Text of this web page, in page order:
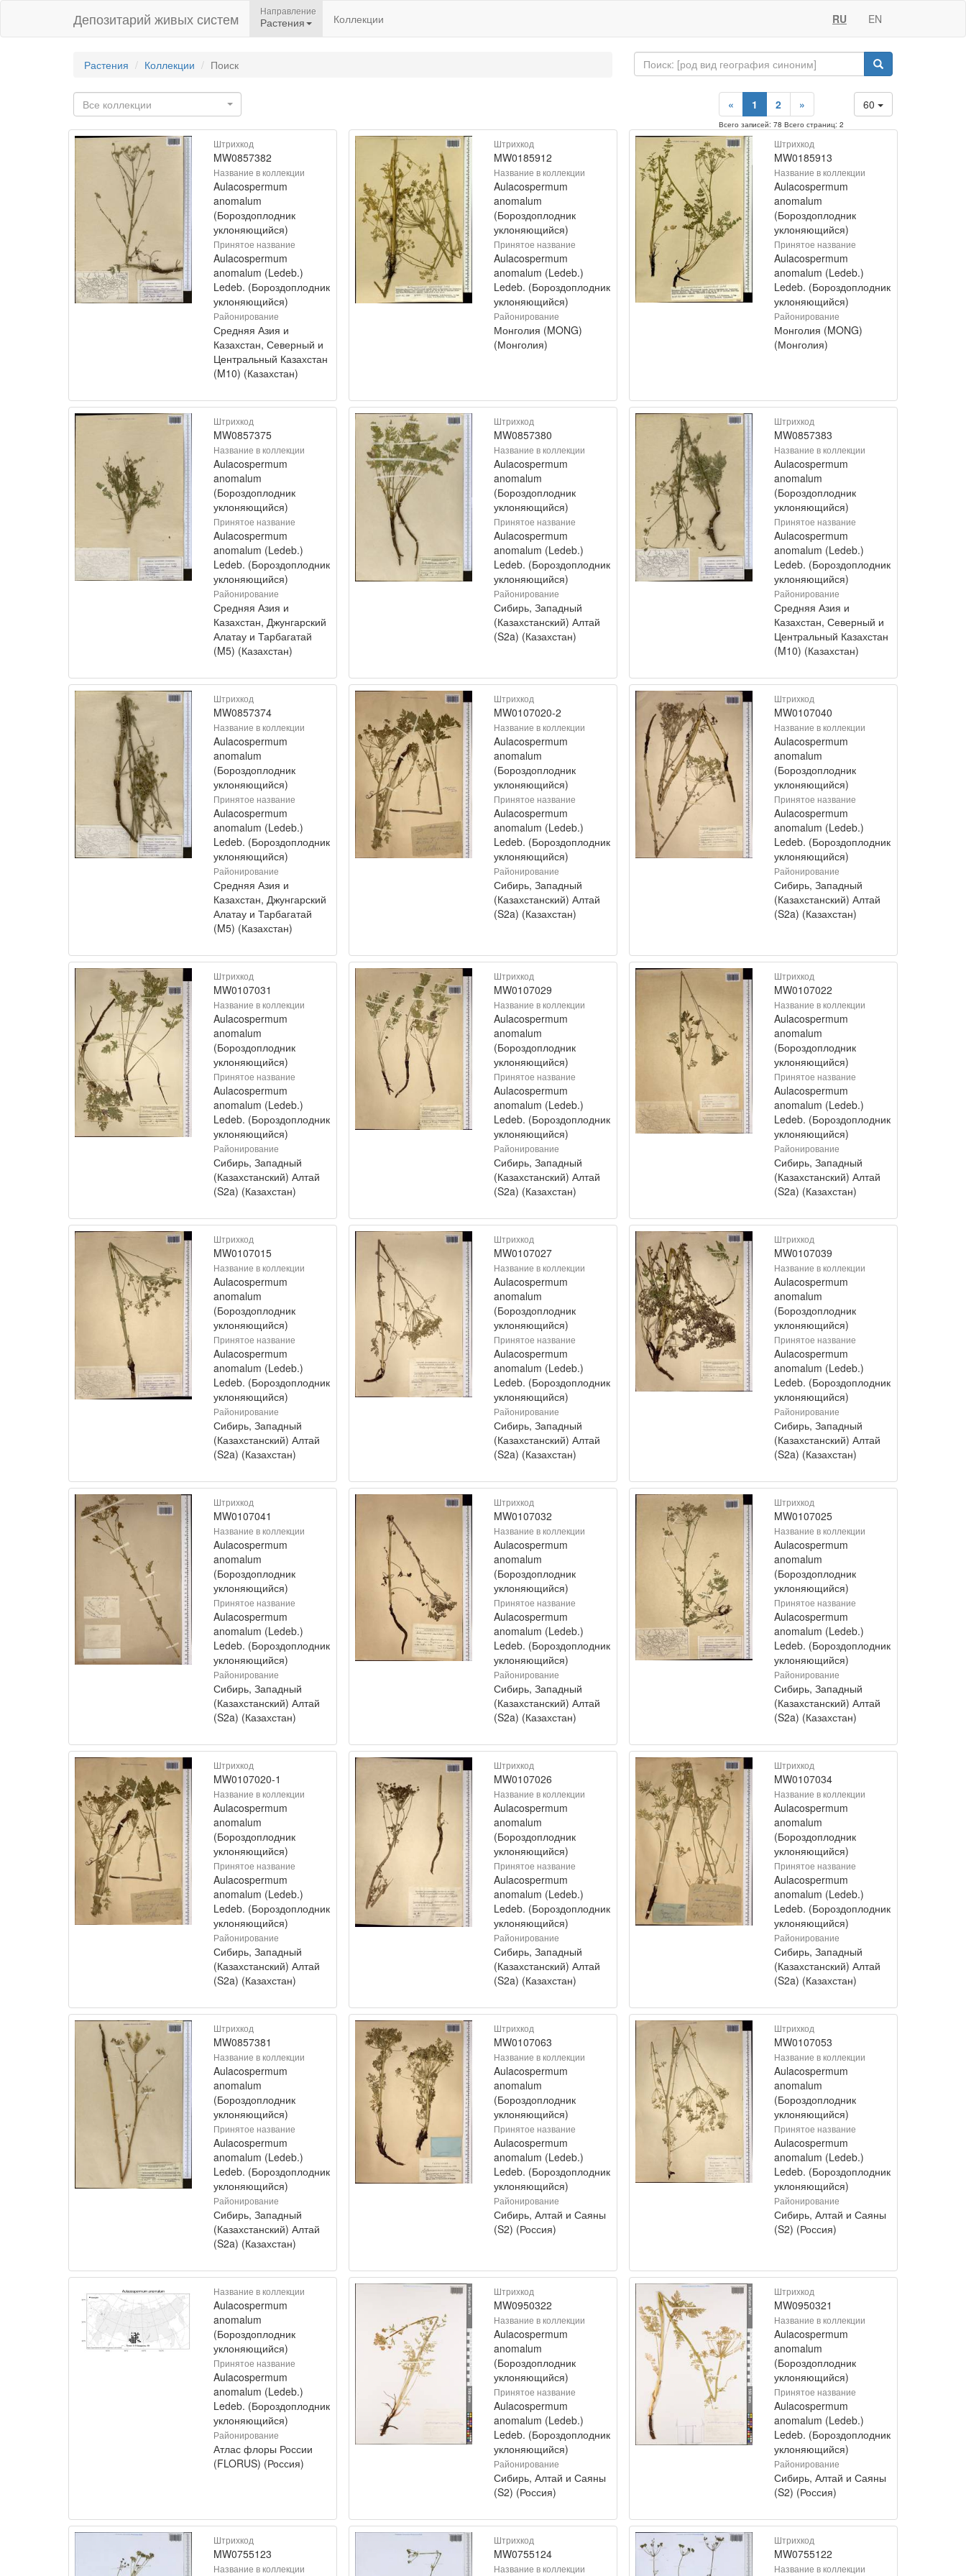
Депозитарий живых систем Направление
Растения Коллекции RU EN
Растения Коллекции Поиск
Все коллекции 60
« 1 2 »
Всего записей: 78 Всего страниц: 2
Штрихкод
MW0857382
Название в коллекции
Aulacospermum
anomalum
(Бороздоплодник
уклоняющийся)
Принятое название
Aulacospermum
anomalum (Ledeb.)
Ledeb. (Бороздоплодник
уклоняющийся)
Районирование
Средняя Азия и
Казахстан, Северный и
Центральный Казахстан
(M10) (Казахстан)
Штрихкод
MW0185912
Название в коллекции
Aulacospermum
anomalum
(Бороздоплодник
уклоняющийся)
Принятое название
Aulacospermum
anomalum (Ledeb.)
Ledeb. (Бороздоплодник
уклоняющийся)
Районирование
Монголия (MONG)
(Монголия)
Штрихкод
MW0185913
Название в коллекции
Aulacospermum
anomalum
(Бороздоплодник
уклоняющийся)
Принятое название
Aulacospermum
anomalum (Ledeb.)
Ledeb. (Бороздоплодник
уклоняющийся)
Районирование
Монголия (MONG)
(Монголия)
Штрихкод
MW0857375
Название в коллекции
Aulacospermum
anomalum
(Бороздоплодник
уклоняющийся)
Принятое название
Aulacospermum
anomalum (Ledeb.)
Ledeb. (Бороздоплодник
уклоняющийся)
Районирование
Средняя Азия и
Казахстан, Джунгарский
Алатау и Тарбагатай
(M5) (Казахстан)
Штрихкод
MW0857380
Название в коллекции
Aulacospermum
anomalum
(Бороздоплодник
уклоняющийся)
Принятое название
Aulacospermum
anomalum (Ledeb.)
Ledeb. (Бороздоплодник
уклоняющийся)
Районирование
Сибирь, Западный
(Казахстанский) Алтай
(S2a) (Казахстан)
Штрихкод
MW0857383
Название в коллекции
Aulacospermum
anomalum
(Бороздоплодник
уклоняющийся)
Принятое название
Aulacospermum
anomalum (Ledeb.)
Ledeb. (Бороздоплодник
уклоняющийся)
Районирование
Средняя Азия и
Казахстан, Северный и
Центральный Казахстан
(M10) (Казахстан)
Штрихкод
MW0857374
Название в коллекции
Aulacospermum
anomalum
(Бороздоплодник
уклоняющийся)
Принятое название
Aulacospermum
anomalum (Ledeb.)
Ledeb. (Бороздоплодник
уклоняющийся)
Районирование
Средняя Азия и
Казахстан, Джунгарский
Алатау и Тарбагатай
(M5) (Казахстан)
Штрихкод
MW0107020-2
Название в коллекции
Aulacospermum
anomalum
(Бороздоплодник
уклоняющийся)
Принятое название
Aulacospermum
anomalum (Ledeb.)
Ledeb. (Бороздоплодник
уклоняющийся)
Районирование
Сибирь, Западный
(Казахстанский) Алтай
(S2a) (Казахстан)
Штрихкод
MW0107040
Название в коллекции
Aulacospermum
anomalum
(Бороздоплодник
уклоняющийся)
Принятое название
Aulacospermum
anomalum (Ledeb.)
Ledeb. (Бороздоплодник
уклоняющийся)
Районирование
Сибирь, Западный
(Казахстанский) Алтай
(S2a) (Казахстан)
Штрихкод
MW0107031
Название в коллекции
Aulacospermum
anomalum
(Бороздоплодник
уклоняющийся)
Принятое название
Aulacospermum
anomalum (Ledeb.)
Ledeb. (Бороздоплодник
уклоняющийся)
Районирование
Сибирь, Западный
(Казахстанский) Алтай
(S2a) (Казахстан)
Штрихкод
MW0107029
Название в коллекции
Aulacospermum
anomalum
(Бороздоплодник
уклоняющийся)
Принятое название
Aulacospermum
anomalum (Ledeb.)
Ledeb. (Бороздоплодник
уклоняющийся)
Районирование
Сибирь, Западный
(Казахстанский) Алтай
(S2a) (Казахстан)
Штрихкод
MW0107022
Название в коллекции
Aulacospermum
anomalum
(Бороздоплодник
уклоняющийся)
Принятое название
Aulacospermum
anomalum (Ledeb.)
Ledeb. (Бороздоплодник
уклоняющийся)
Районирование
Сибирь, Западный
(Казахстанский) Алтай
(S2a) (Казахстан)
Штрихкод
MW0107015
Название в коллекции
Aulacospermum
anomalum
(Бороздоплодник
уклоняющийся)
Принятое название
Aulacospermum
anomalum (Ledeb.)
Ledeb. (Бороздоплодник
уклоняющийся)
Районирование
Сибирь, Западный
(Казахстанский) Алтай
(S2a) (Казахстан)
Штрихкод
MW0107027
Название в коллекции
Aulacospermum
anomalum
(Бороздоплодник
уклоняющийся)
Принятое название
Aulacospermum
anomalum (Ledeb.)
Ledeb. (Бороздоплодник
уклоняющийся)
Районирование
Сибирь, Западный
(Казахстанский) Алтай
(S2a) (Казахстан)
Штрихкод
MW0107039
Название в коллекции
Aulacospermum
anomalum
(Бороздоплодник
уклоняющийся)
Принятое название
Aulacospermum
anomalum (Ledeb.)
Ledeb. (Бороздоплодник
уклоняющийся)
Районирование
Сибирь, Западный
(Казахстанский) Алтай
(S2a) (Казахстан)
Штрихкод
MW0107041
Название в коллекции
Aulacospermum
anomalum
(Бороздоплодник
уклоняющийся)
Принятое название
Aulacospermum
anomalum (Ledeb.)
Ledeb. (Бороздоплодник
уклоняющийся)
Районирование
Сибирь, Западный
(Казахстанский) Алтай
(S2a) (Казахстан)
Штрихкод
MW0107032
Название в коллекции
Aulacospermum
anomalum
(Бороздоплодник
уклоняющийся)
Принятое название
Aulacospermum
anomalum (Ledeb.)
Ledeb. (Бороздоплодник
уклоняющийся)
Районирование
Сибирь, Западный
(Казахстанский) Алтай
(S2a) (Казахстан)
Штрихкод
MW0107025
Название в коллекции
Aulacospermum
anomalum
(Бороздоплодник
уклоняющийся)
Принятое название
Aulacospermum
anomalum (Ledeb.)
Ledeb. (Бороздоплодник
уклоняющийся)
Районирование
Сибирь, Западный
(Казахстанский) Алтай
(S2a) (Казахстан)
Штрихкод
MW0107020-1
Название в коллекции
Aulacospermum
anomalum
(Бороздоплодник
уклоняющийся)
Принятое название
Aulacospermum
anomalum (Ledeb.)
Ledeb. (Бороздоплодник
уклоняющийся)
Районирование
Сибирь, Западный
(Казахстанский) Алтай
(S2a) (Казахстан)
Штрихкод
MW0107026
Название в коллекции
Aulacospermum
anomalum
(Бороздоплодник
уклоняющийся)
Принятое название
Aulacospermum
anomalum (Ledeb.)
Ledeb. (Бороздоплодник
уклоняющийся)
Районирование
Сибирь, Западный
(Казахстанский) Алтай
(S2a) (Казахстан)
Штрихкод
MW0107034
Название в коллекции
Aulacospermum
anomalum
(Бороздоплодник
уклоняющийся)
Принятое название
Aulacospermum
anomalum (Ledeb.)
Ledeb. (Бороздоплодник
уклоняющийся)
Районирование
Сибирь, Западный
(Казахстанский) Алтай
(S2a) (Казахстан)
Штрихкод
MW0857381
Название в коллекции
Aulacospermum
anomalum
(Бороздоплодник
уклоняющийся)
Принятое название
Aulacospermum
anomalum (Ledeb.)
Ledeb. (Бороздоплодник
уклоняющийся)
Районирование
Сибирь, Западный
(Казахстанский) Алтай
(S2a) (Казахстан)
Штрихкод
MW0107063
Название в коллекции
Aulacospermum
anomalum
(Бороздоплодник
уклоняющийся)
Принятое название
Aulacospermum
anomalum (Ledeb.)
Ledeb. (Бороздоплодник
уклоняющийся)
Районирование
Сибирь, Алтай и Саяны
(S2) (Россия)
Штрихкод
MW0107053
Название в коллекции
Aulacospermum
anomalum
(Бороздоплодник
уклоняющийся)
Принятое название
Aulacospermum
anomalum (Ledeb.)
Ledeb. (Бороздоплодник
уклоняющийся)
Районирование
Сибирь, Алтай и Саяны
(S2) (Россия)
Название в коллекции
Aulacospermum
anomalum
(Бороздоплодник
уклоняющийся)
Принятое название
Aulacospermum
anomalum (Ledeb.)
Ledeb. (Бороздоплодник
уклоняющийся)
Районирование
Атлас флоры России
(FLORUS) (Россия)
Штрихкод
MW0950322
Название в коллекции
Aulacospermum
anomalum
(Бороздоплодник
уклоняющийся)
Принятое название
Aulacospermum
anomalum (Ledeb.)
Ledeb. (Бороздоплодник
уклоняющийся)
Районирование
Сибирь, Алтай и Саяны
(S2) (Россия)
Штрихкод
MW0950321
Название в коллекции
Aulacospermum
anomalum
(Бороздоплодник
уклоняющийся)
Принятое название
Aulacospermum
anomalum (Ledeb.)
Ledeb. (Бороздоплодник
уклоняющийся)
Районирование
Сибирь, Алтай и Саяны
(S2) (Россия)
Штрихкод
MW0755123
Название в коллекции
Штрихкод
MW0755124
Название в коллекции
Штрихкод
MW0755122
Название в коллекции